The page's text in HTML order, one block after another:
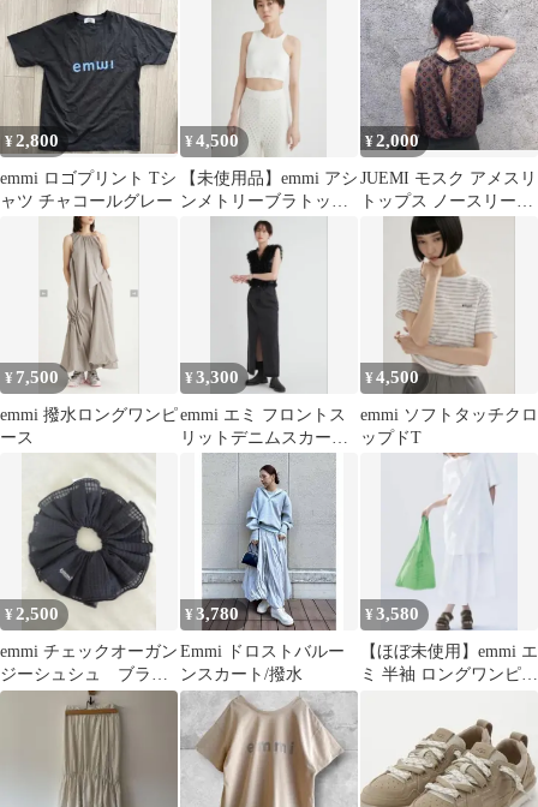
¥2,800
emmi ロゴプリント Tシ
ャツ チャコールグレー
¥4,500
【未使用品】emmi アシ
ンメトリーブラトップ
ホワイト onesize
¥2,000
JUEMI モスク アメスリ
トップス ノースリーブ
チャイナ ホルターネッ
¥ 7,500
emmi 撥水ロングワンピ
ース
¥3,300
emmi エミ フロントス
リットデニムスカート
13WFS241037
¥4,500
emmi ソフトタッチクロ
ップドT
¥2,500
emmi チェックオーガン
ジーシュシュ ブラッ
ク
¥3,780
Emmi ドロストバルー
ンスカート/撥水
¥3,580
【ほぼ未使用】emmi エ
ミ 半袖 ロングワンピー